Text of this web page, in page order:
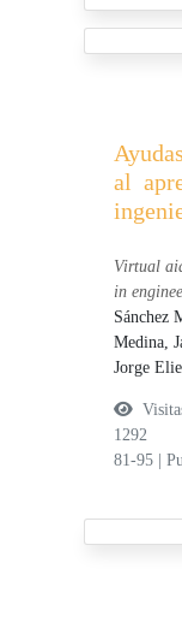
al
Virtual
in
Sánchez
Medina,
Jorge
1292
81-95
|